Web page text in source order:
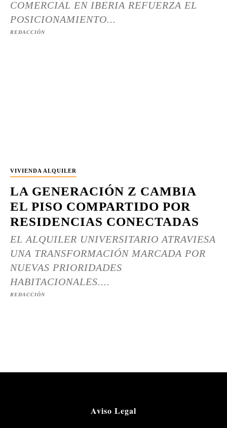
COMERCIAL EN IBERIA REFUERZA EL
POSICIONAMIENTO...
REDACCIÓN
VIVIENDA ALQUILER
LA GENERACIÓN Z CAMBIA
EL PISO COMPARTIDO POR
RESIDENCIAS CONECTADAS
EL ALQUILER UNIVERSITARIO ATRAVIESA
UNA TRANSFORMACIÓN MARCADA POR
NUEVAS PRIORIDADES
HABITACIONALES....
REDACCIÓN
Aviso Legal